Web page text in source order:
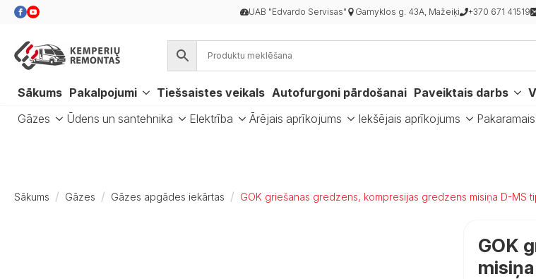
UAB "Edvardo Servisas" Gamyklos g. 43A, Mažeiķi +370 671 41519
Sākums Pakalpojumi Tiešsaistes veikals Autofurgoni pārdošanai Paveiktais darbs
Gāzes
Ūdens un santehnika Elektrība Ārējais aprīkojums Iekšējais aprīkojums Pakaramais
Sākums Gāzes Gāzes apgādes iekārtas GOK griešanas gredzens, kompresijas gredzens misiņa D-MS
GOK